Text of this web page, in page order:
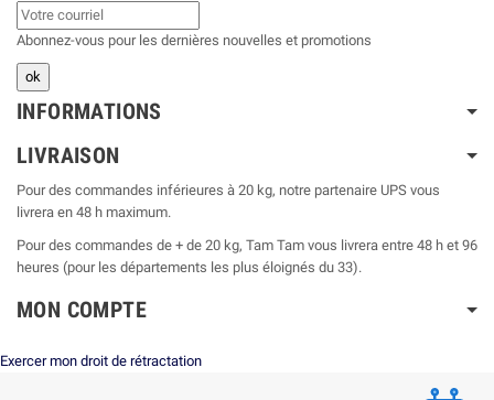
Abonnez-vous pour les dernières nouvelles et promotions
INFORMATIONS
LIVRAISON
Pour des commandes inférieures à 20 kg, notre partenaire UPS vous
livrera en 48 h maximum.
Pour des commandes de + de 20 kg, Tam Tam vous livrera entre 48 h et 96
heures (pour les départements les plus éloignés du 33).
MON COMPTE
Exercer mon droit de rétractation